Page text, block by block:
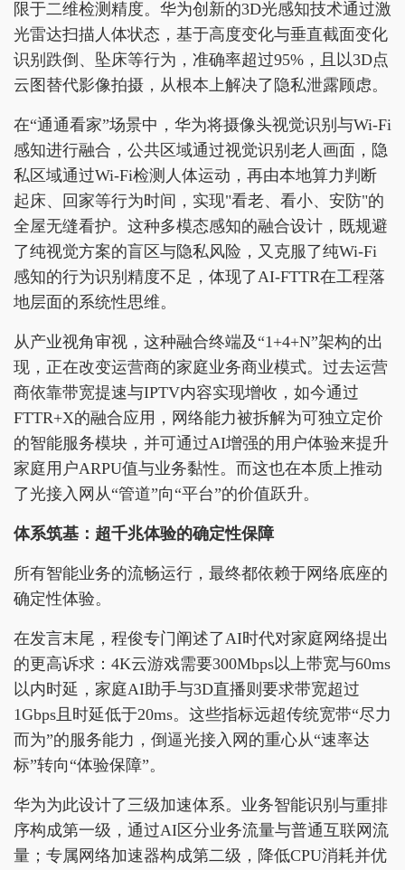
限于二维检测精度。华为创新的3D光感知技术通过激
光雷达扫描人体状态，基于高度变化与垂直截面变化
识别跌倒、坠床等行为，准确率超过95%，且以3D点
云图替代影像拍摄，从根本上解决了隐私泄露顾虑。
在“通通看家”场景中，华为将摄像头视觉识别与Wi-Fi
感知进行融合，公共区域通过视觉识别老人画面，隐
私区域通过Wi-Fi检测人体运动，再由本地算力判断
起床、回家等行为时间，实现"看老、看小、安防"的
全屋无缝看护。这种多模态感知的融合设计，既规避
了纯视觉方案的盲区与隐私风险，又克服了纯Wi-Fi
感知的行为识别精度不足，体现了AI-FTTR在工程落
地层面的系统性思维。
从产业视角审视，这种融合终端及“1+4+N”架构的出
现，正在改变运营商的家庭业务商业模式。过去运营
商依靠带宽提速与IPTV内容实现增收，如今通过
FTTR+X的融合应用，网络能力被拆解为可独立定价
的智能服务模块，并可通过AI增强的用户体验来提升
家庭用户ARPU值与业务黏性。而这也在本质上推动
了光接入网从“管道”向“平台”的价值跃升。
体系筑基：超千兆体验的确定性保障
所有智能业务的流畅运行，最终都依赖于网络底座的
确定性体验。
在发言末尾，程俊专门阐述了AI时代对家庭网络提出
的更高诉求：4K云游戏需要300Mbps以上带宽与60ms
以内时延，家庭AI助手与3D直播则要求带宽超过
1Gbps且时延低于20ms。这些指标远超传统宽带“尽力
而为”的服务能力，倒逼光接入网的重心从“速率达
标”转向“体验保障”。
华为为此设计了三级加速体系。业务智能识别与重排
序构成第一级，通过AI区分业务流量与普通互联网流
量；专属网络加速器构成第二级，降低CPU消耗并优